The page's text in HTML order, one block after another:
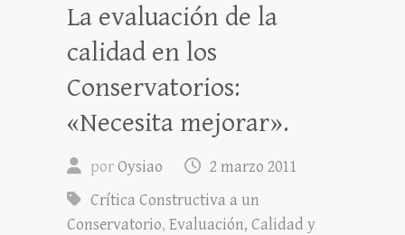
La evaluación de la
calidad en los
Conservatorios:
«Necesita mejorar».
porOysiao
2 marzo 2011
Crítica Constructiva a un
Conservatorio, Evaluación, Calidad y